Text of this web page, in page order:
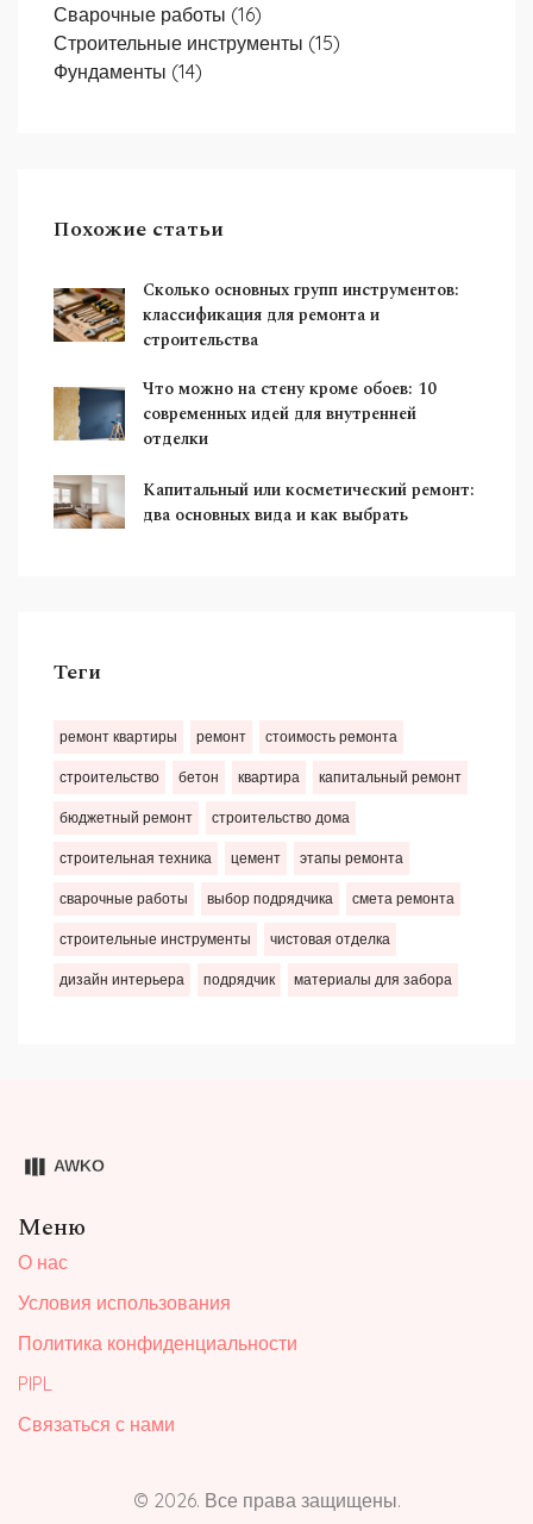
Сварочные работы (16)
Строительные инструменты (15)
Фундаменты (14)
Похожие статьи
Сколько основных групп инструментов:
классификация для ремонта и
строительства
Что можно на стену кроме обоев: 10
современных идей для внутренней
отделки
Капитальный или косметический ремонт:
два основных вида и как выбрать
Теги
ремонт квартиры ремонт стоимость ремонта
строительство бетон квартира капитальный ремонт
бюджетный ремонт строительство дома
строительная техника цемент этапы ремонта
сварочные работы выбор подрядчика смета ремонта
строительные инструменты чистовая отделка
дизайн интерьера подрядчик материалы для забора
Меню
О нас
Условия использования
Политика конфиденциальности
PIPL
Связаться с нами
© 2026. Все права защищены.